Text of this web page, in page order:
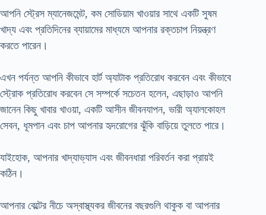
আপনি স্ট্রেস ম্যানেজমেন্ট, কম সোডিয়াম খাওয়ার সাথে একটি সুষম
খাদ্য এবং প্রতিদিনের ব্যায়ামের মাধ্যমে আপনার রক্তচাপ নিয়ন্ত্রণ
করতে পারেন।
এখন পর্যন্ত আপনি কীভাবে হার্ট অ্যাটাক প্রতিরোধ করবেন এবং কীভাবে
স্ট্রোক প্রতিরোধ করবেন সে সম্পর্কে সচেতন হলেন, এছাড়াও আপনি
জানেন কিছু খাবার খাওয়া, একটি আসীন জীবনযাপন, ভারী অ্যালকোহল
সেবন, ধূমপান এবং চাপ আপনার হৃদরোগের ঝুঁকি বাড়িয়ে তুলতে পারে।
যাইহোক, আপনার খাদ্যাভ্যাস এবং জীবনধারা পরিবর্তন করা প্রায়ই
কঠিন।
আপনার বেল্টের নীচে অস্বাস্থ্যকর জীবনের বছরগুলি থাকুক বা আপনার